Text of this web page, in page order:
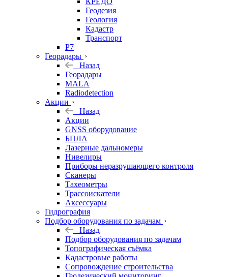
Геодезия
Геология
Кадастр
Транспорт
Р7
Георадары
Назад
Георадары
MALA
Radiodetection
Акции
Назад
Акции
GNSS оборудование
БПЛА
Лазерные дальномеры
Нивелиры
Приборы неразрушающего контроля
Сканеры
Тахеометры
Трассоискатели
Аксессуары
Гидрография
Подбор оборудования по задачам
Назад
Подбор оборудования по задачам
Топографическая съёмка
Кадастровые работы
Сопровождение строительства